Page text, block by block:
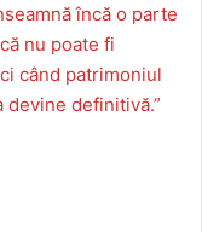
încă o parte
nu poate fi
când patrimoniul
definitivă.”